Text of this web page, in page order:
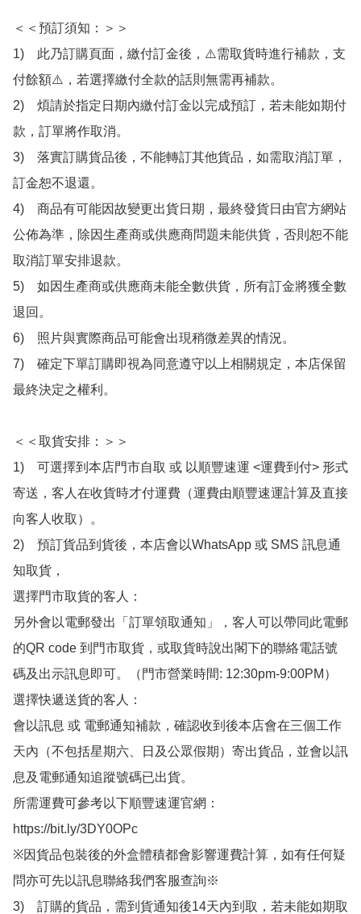
＜＜預訂須知：＞＞
1)　此乃訂購頁面，繳付訂金後，⚠️需取貨時進行補款，支
付餘額⚠️，若選擇繳付全款的話則無需再補款。
2)　煩請於指定日期內繳付訂金以完成預訂，若未能如期付
款，訂單將作取消。
3)　落實訂購貨品後，不能轉訂其他貨品，如需取消訂單，
訂金恕不退還。
4)　商品有可能因故變更出貨日期，最終發貨日由官方網站
公佈為準，除因生產商或供應商問題未能供貨，否則恕不能
取消訂單安排退款。
5)　如因生產商或供應商未能全數供貨，所有訂金將獲全數
退回。
6)　照片與實際商品可能會出現稍微差異的情況。
7)　確定下單訂購即視為同意遵守以上相關規定，本店保留
最終決定之權利。
＜＜取貨安排：＞＞
1)　可選擇到本店門市自取 或 以順豐速運 <運費到付> 形式
寄送，客人在收貨時才付運費（運費由順豐速運計算及直接
向客人收取）。
2)　預訂貨品到貨後，本店會以WhatsApp 或 SMS 訊息通
知取貨，
選擇門市取貨的客人：
另外會以電郵發出「訂單領取通知」，客人可以帶同此電郵
的QR code 到門市取貨，或取貨時說出閣下的聯絡電話號
碼及出示訊息即可。（門市營業時間: 12:30pm-9:00PM）
選擇快遞送貨的客人：
會以訊息 或 電郵通知補款，確認收到後本店會在三個工作
天內（不包括星期六、日及公眾假期）寄出貨品，並會以訊
息及電郵通知追蹤號碼已出貨。
所需運費可參考以下順豐速運官網：
https://bit.ly/3DY0OPc
※因貨品包裝後的外盒體積都會影響運費計算，如有任何疑
問亦可先以訊息聯絡我們客服查詢※
3)　訂購的貨品，需到貨通知後14天內到取，若未能如期取